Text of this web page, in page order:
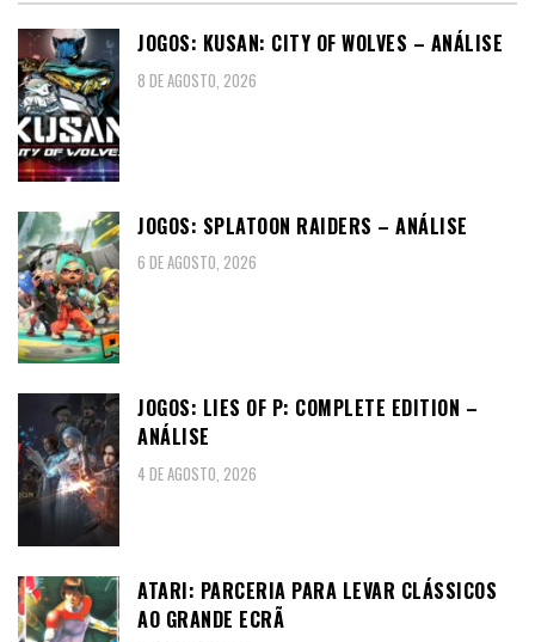
JOGOS: KUSAN: CITY OF WOLVES – ANÁLISE
8 DE AGOSTO, 2026
JOGOS: SPLATOON RAIDERS – ANÁLISE
6 DE AGOSTO, 2026
JOGOS: LIES OF P: COMPLETE EDITION –
ANÁLISE
4 DE AGOSTO, 2026
ATARI: PARCERIA PARA LEVAR CLÁSSICOS
AO GRANDE ECRÃ